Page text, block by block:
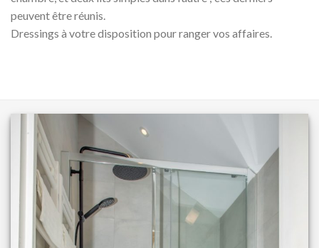
peuvent être réunis.
Dressings à votre disposition pour ranger vos affaires.